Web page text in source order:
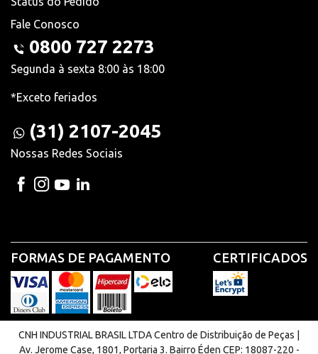
Fale Conosco
0800 727 2273
Segunda à sexta 8:00 às 18:00
*Exceto feriados
(31) 2107-2045
Nossas Redes Sociais
FORMAS DE PAGAMENTO CERTIFICADOS
CNH INDUSTRIAL BRASIL LTDA Centro de Distribuição de Peças |
Av. Jerome Case, 1801, Portaria 3. Bairro Éden CEP: 18087-220 -